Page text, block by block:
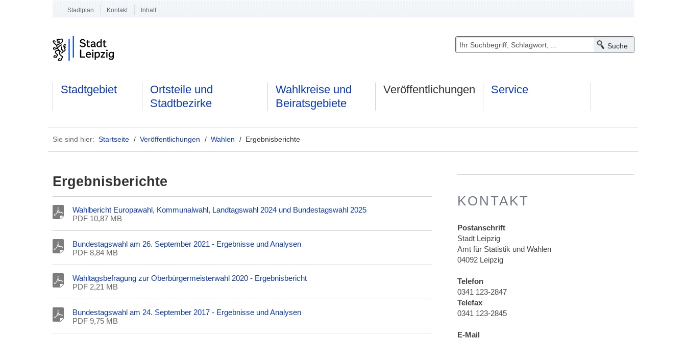
Stadtplan Kontakt Inhalt
Stadtgebiet
Ortsteile und
Stadtbezirke
Wahlkreise und
Beiratsgebiete
Veröffentlichungen Service
Sie sind hier: Startseite /Veröffentlichungen / Wahlen / Ergebnisberichte
Ergebnisberichte
Wahlbericht Europawahl, Kommunalwahl, Landtagswahl 2024 und Bundestagswahl 2025
PDF 10,87 MB
Bundestagswahl am 26. September 2021 - Ergebnisse und Analysen
PDF 8,84 MB
Wahltagsbefragung zur Oberbürgermeisterwahl 2020 - Ergebnisbericht
PDF 2,21 MB
Bundestagswahl am 24. September 2017 - Ergebnisse und Analysen
PDF 9,75 MB
KONTAKT
Postanschrift
Stadt Leipzig
Amt für Statistik und Wahlen
04092 Leipzig
Telefon
0341 123-2847
Telefax
0341 123-2845
E-Mail